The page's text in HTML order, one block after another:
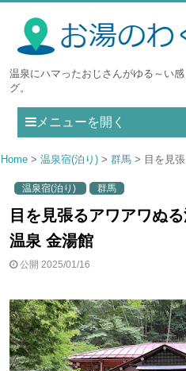
温泉にハマったおじさんがゆる～い
グ。
メニューを開く
Home 温泉宿(泊り) 群馬 目を見張る
温泉宿(泊り) 群馬
目を見張るアワアワぬ
温泉 金湯館
公開 2025/01/16